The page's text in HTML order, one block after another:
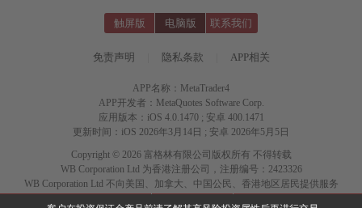
触屏版 电脑版 联系我们
免责声明 隐私条款 APP相关
APP名称：MetaTrader4
APP开发者：MetaQuotes Software Corp.
应用版本：iOS 4.0.1470 ; 安卓 400.1471
更新时间：iOS 2026年3月14日 ; 安卓 2026年5月5日
Copyright © 2026 富格林有限公司版权所有 不得转载
WB Corporation Ltd 为香港注册公司，注册编号：2423326
WB Corporation Ltd 不向美国、加拿大、中国公民、香港地区居民提供服务